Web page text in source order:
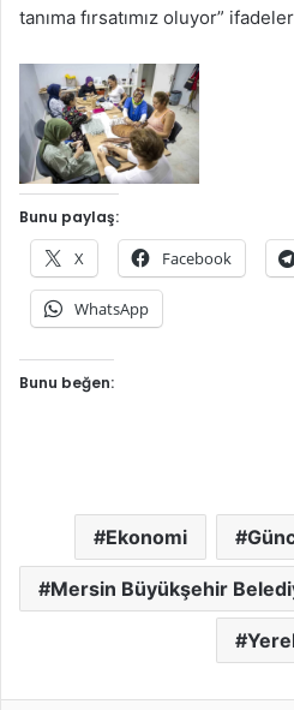
tanıma fırsatımız oluyor”
Bunu paylaş:
X Facebook
WhatsApp
Bunu beğen:
Ekonomi
Mersin Büyükşehir